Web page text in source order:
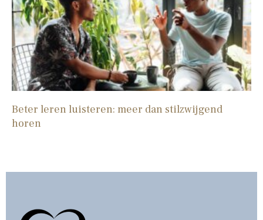
Beter leren luisteren: meer dan stilzwijgend
horen